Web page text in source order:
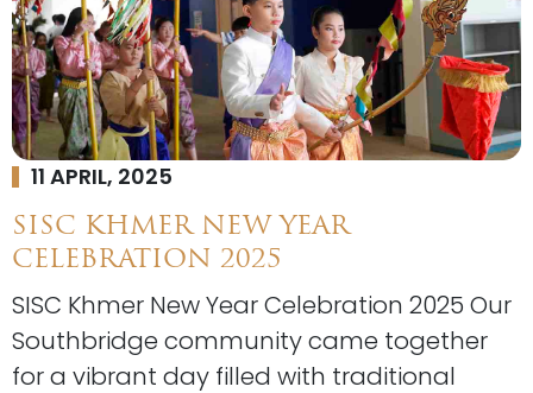
11 APRIL, 2025
SISC KHMER NEW YEAR
CELEBRATION 2025
SISC Khmer New Year Celebration 2025 Our
Southbridge community came together
for a vibrant day filled with traditional